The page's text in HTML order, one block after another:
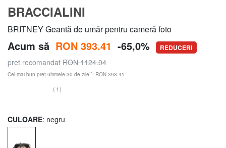
BRACCIALINI
BRITNEY Geantă de umăr pentru cameră foto
Acum să RON 393.41 -65,0% REDUCERI
pret recomandat RON 1124.04
Cel mai bun preț ultimele 30 de zile**: RON 393.41
(1)
CULOARE: negru